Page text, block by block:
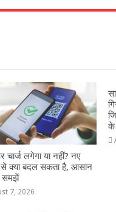
चार्ज लगेगा या नहीं? नए
क्या बदल सकता है, आसान
समझें
7, 2026
के